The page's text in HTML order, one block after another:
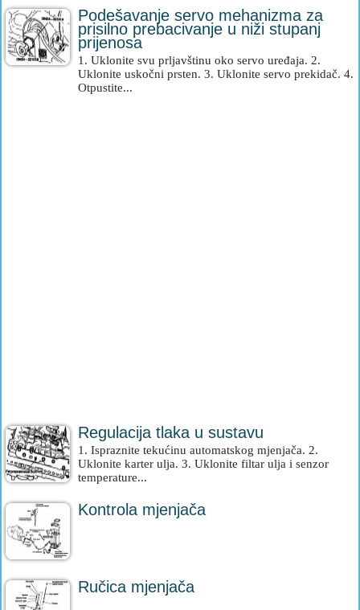
Podešavanje servo mehanizma za
prisilno prebacivanje u niži stupanj
prijenosa
1. Uklonite svu prljavštinu oko servo uređaja. 2.
Uklonite uskočni prsten. 3. Uklonite servo prekidač. 4.
Otpustite...
Regulacija tlaka u sustavu
1. Ispraznite tekućinu automatskog mjenjača. 2.
Uklonite karter ulja. 3. Uklonite filtar ulja i senzor
temperature...
Kontrola mjenjača
Ručica mjenjača